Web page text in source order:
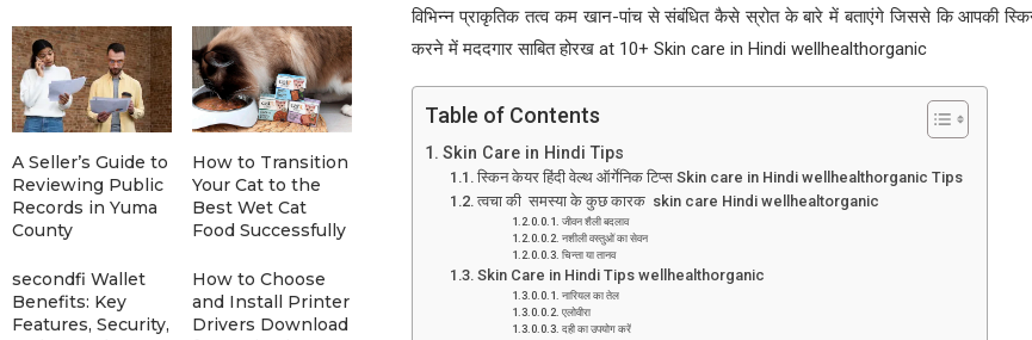
विभिन्न प्राकृतिक तत्व कम खान-पांच से संबंधित कैसे स्रोत के बारे में बताएंगे जिससे कि आपकी
करने में मददगार साबित होरख at 10+ Skin care in Hindi wellhealthorganic
Table of Contents
Skin Care in Hindi Tips
स्किन केयर हिंदी वेल्थ ऑर्गेनिक टिप्स Skin care in Hindi wellhealthorganic Tips
त्वचा की समस्या के कुछ कारक skin care Hindi wellhealtorganic
जीवन शैली बदलाव
नशीली वस्तुओं का सेवन
चिन्ता या तानव
Skin Care in Hindi Tips wellhealthorganic
नारियल का तेल
एलोवीरा
दही का उपयोग करें
A Seller’s Guide to
Reviewing Public
Records in Yuma
County
How to Transition
Your Cat to the
Best Wet Cat
Food Successfully
secondfi Wallet
Benefits: Key
Features, Security,
How to Choose
and Install Printer
Drivers Download